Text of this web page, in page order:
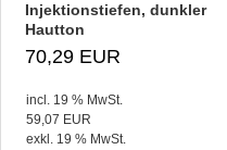
Injektionstiefen, dunkler
Hautton
70,29 EUR
incl. 19 % MwSt.
59,07 EUR
exkl. 19 % MwSt.